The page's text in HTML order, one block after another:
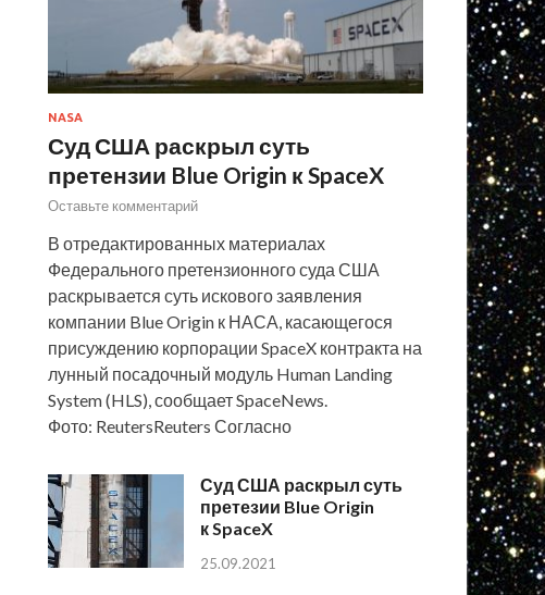
NASA
Суд США раскрыл суть
претензии Blue Origin к SpaceX
Оставьте комментарий
В отредактированных материалах
Федерального претензионного суда США
раскрывается суть искового заявления
компании Blue Origin к НАСА, касающегося
присуждению корпорации SpaceX контракта на
лунный посадочный модуль Human Landing
System (HLS), сообщает SpaceNews.
Фото: ReutersReuters Согласно
Суд США раскрыл суть
претезии Blue Origin
к SpaceX
25.09.2021